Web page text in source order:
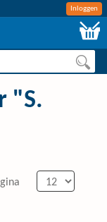
Inloggen
"S.